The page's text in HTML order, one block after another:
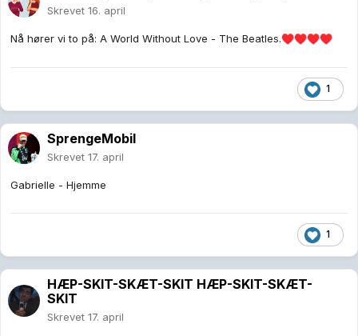
Skrevet 16. april
Nå hører vi to på: A World Without Love - The Beatles.♥️♥️♥️♥️
1
SprengeMobil
Skrevet 17. april
Gabrielle - Hjemme
1
HÆP-SKIT-SKÆT-SKIT HÆP-SKIT-SKÆT-
SKIT
Skrevet 17. april